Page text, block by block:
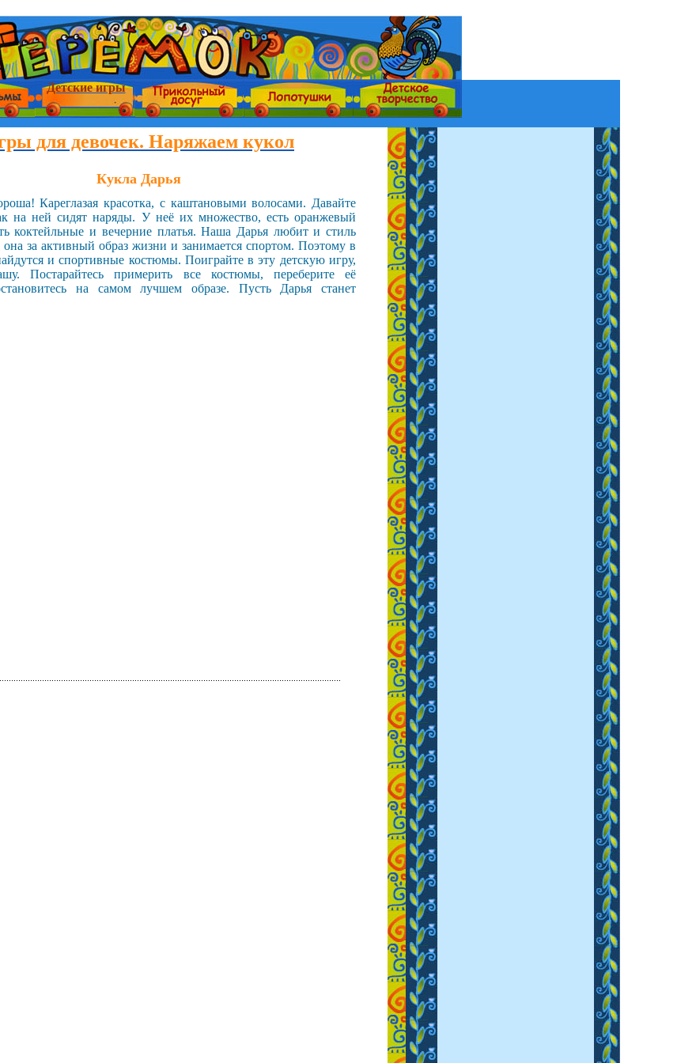
Детские игры
для девочек. Наряжаем кукол
Кукла Дарья
Кареглазая красотка, с каштановыми волосами. Давайте
на ней сидят наряды. У неё их множество, есть оранжевый
коктейльные и вечерние платья. Наша Дарья любит и стиль
за активный образ жизни и занимается спортом. Поэтому в
и спортивные костюмы. Поиграйте в эту детскую игру,
Постарайтесь примерить все костюмы, переберите её
на самом лучшем образе. Пусть Дарья станет